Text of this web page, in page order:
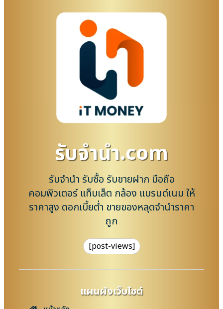
รับจํานํา.com
รับจำนำ รับซื้อ รับขายฝาก มือถือ
คอมพิวเตอร์ แท็บเล็ต กล้อง แบรนด์เนม ให้
ราคาสูง ดอกเบี้ยต่ำ ขายของหลุดจำนำราคา
ถูก
[post-views]
แผนผังเว็บไซต์